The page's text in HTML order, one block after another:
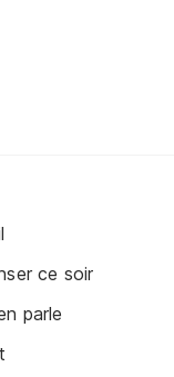
ce soir
parle